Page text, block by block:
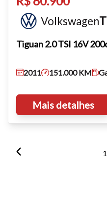
Volkswagen
Tiguan2.0 TSI 16V
2011 151.000 KM
Mais detalhes